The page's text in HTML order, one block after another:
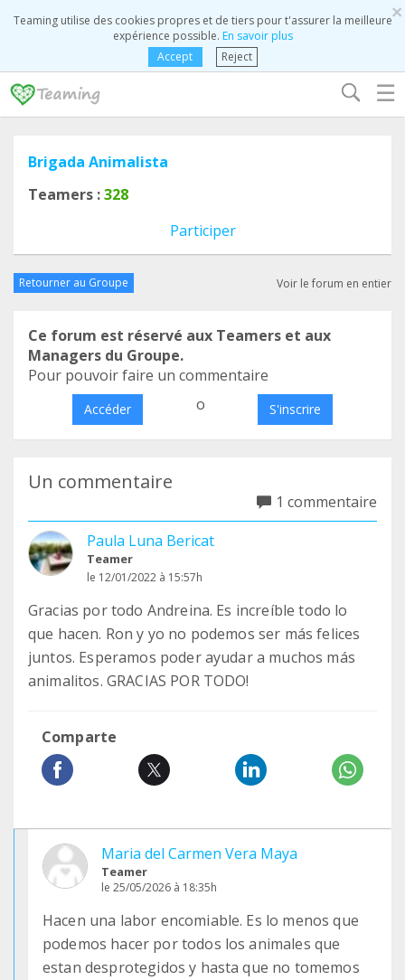
×
Teaming utilise des cookies propres et de tiers pour t'assurer la meilleure
expérience possible. En savoir plus
Accept
Reject
☰
Brigada Animalista
Teamers :328
Participer
Retourner au Groupe Voir le forum en entier
Ce forum est réservé aux Teamers et aux
Managers du Groupe.
Pour pouvoir faire un commentaire
Accéder o S'inscrire
Un commentaire
1 commentaire
Paula Luna Bericat
Teamer
le 12/01/2022 à 15:57h
Gracias por todo Andreina. Es increíble todo lo
que hacen. Ron y yo no podemos ser más felices
juntos. Esperamos poder ayudar a muchos más
animalitos. GRACIAS POR TODO!
Comparte
Maria del Carmen Vera Maya
Teamer
le 25/05/2026 à 18:35h
Hacen una labor encomiable. Es lo menos que
podemos hacer por todos los animales que
estan desprotegidos y hasta que no tomemos